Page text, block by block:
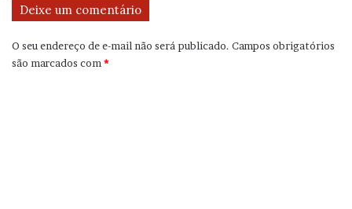
Deixe um comentário
O seu endereço de e-mail não será publicado. Campos obrigatórios
são marcados com*